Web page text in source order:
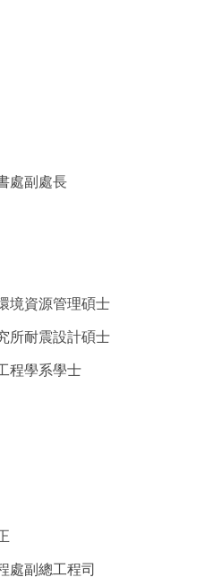
處副處長
境資源管理碩士
所耐震設計碩士
程學系學士
處副總工程司